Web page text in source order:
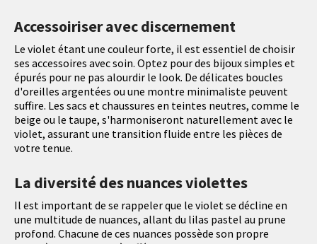
Accessoiriser avec discernement
Le violet étant une couleur forte, il est essentiel de choisir
ses accessoires avec soin. Optez pour des bijoux simples et
épurés pour ne pas alourdir le look. De délicates boucles
d'oreilles argentées ou une montre minimaliste peuvent
suffire. Les sacs et chaussures en teintes neutres, comme le
beige ou le taupe, s'harmoniseront naturellement avec le
violet, assurant une transition fluide entre les pièces de
votre tenue.
La diversité des nuances violettes
Il est important de se rappeler que le violet se décline en
une multitude de nuances, allant du lilas pastel au prune
profond. Chacune de ces nuances possède son propre